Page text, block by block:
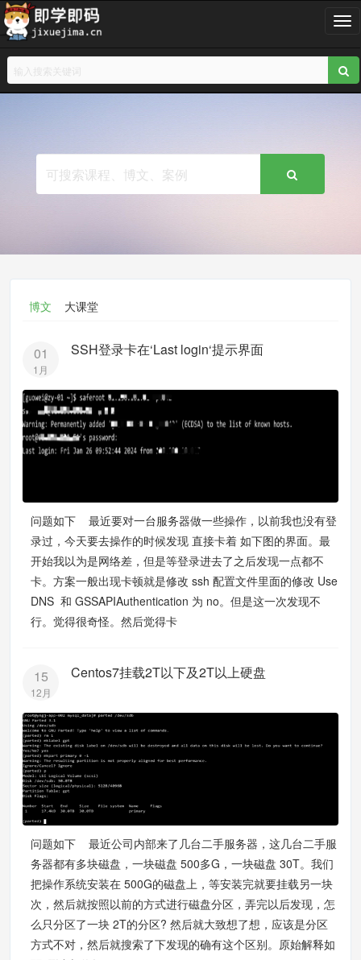
T
g
g
l
i
博文
大课堂
01
1月
SSH登录卡在‘Last login‘提示界面
问题如下 最近要对一台服务器做一些操作，以前我也没有登
录过，今天要去操作的时候发现 直接卡着 如下图的界面。最
开始我以为是网络差，但是等登录进去了之后发现一点都不
卡。方案一般出现卡顿就是修改 ssh 配置文件里面的修改 Use
DNS 和 GSSAPIAuthentication 为 no。但是这一次发现不
行。觉得很奇怪。然后觉得卡
15
12月
Centos7挂载2T以下及2T以上硬盘
问题如下 最近公司内部来了几台二手服务器，这几台二手服
务器都有多块磁盘，一块磁盘 500多G，一块磁盘 30T。我们
把操作系统安装在 500G的磁盘上，等安装完就要挂载另一块
次，然后就按照以前的方式进行磁盘分区，弄完以后发现，怎
么只分区了一块 2T的分区? 然后就大致想了想，应该是分区
方式不对，然后就搜索了下发现的确有这个区别。原始解释如